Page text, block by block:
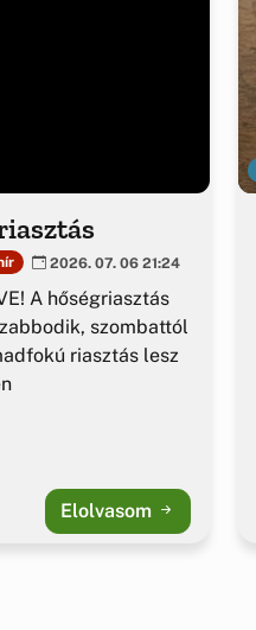
2026. 07. 06 21:24
A hőségriasztás
szombattól
riasztás lesz
Elolvasom